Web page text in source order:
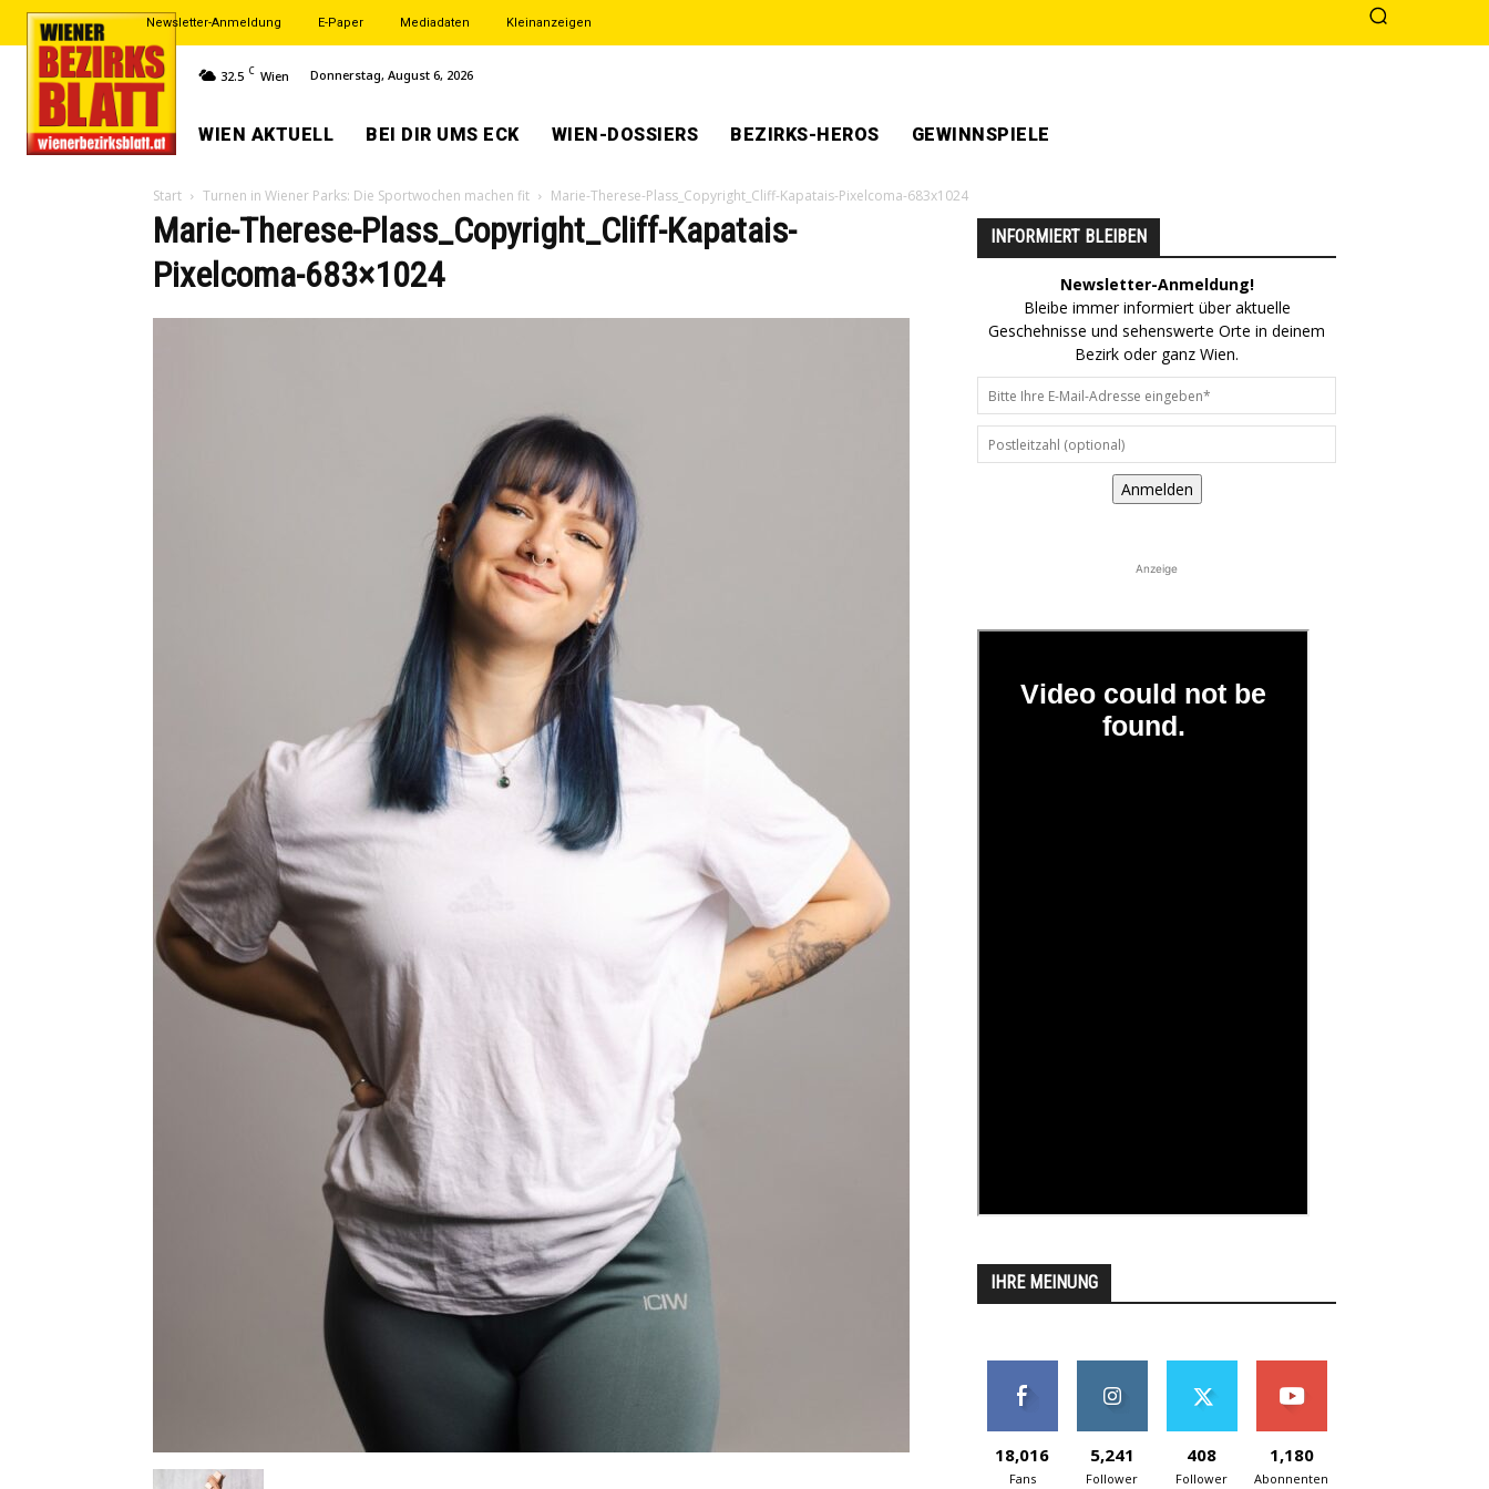
Newsletter-Anmeldung E-Paper Mediadaten Kleinanzeigen
32.5 C Wien Donnerstag, August 6, 2026
WIEN AKTUELL BEI DIR UMS ECK WIEN-DOSSIERS BEZIRKS-HEROS GEWINNSPIELE
Start Turnen in Wiener Parks: Die Sportwochen machen fit Marie-Therese-Plass_Copyright_Cliff-Kapatais-Pixelcoma-683x1024
Marie-Therese-Plass_Copyright_Cliff-Kapatais-
Pixelcoma-683×1024
INFORMIERT BLEIBEN
Newsletter-Anmeldung!
Bleibe immer informiert über aktuelle
Geschehnisse und sehenswerte Orte in deinem
Bezirk oder ganz Wien.
Anmelden
Anzeige
IHRE MEINUNG
18,016
Fans
5,241
Follower
408
Follower
1,180
Abonnenten